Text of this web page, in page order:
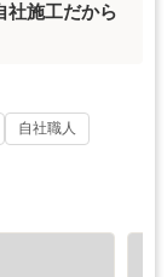
社施工だから
自社職人